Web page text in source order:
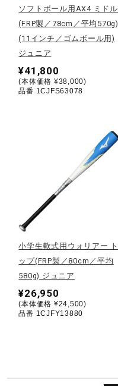
セール
その他
サポート
取扱店一覧
ソフトボール用AX4 ミドル
(FRP製／78cm／平均570g)
(11インチ／ゴムボール用)
ジュニア
¥41,800
(本体価格 ¥38,000)
品番 1CJFS63078
小学生軟式用ウォリアー ト
ップ(FRP製／80cm／平均
580g) ジュニア
¥26,950
(本体価格 ¥24,500)
品番 1CJFY13880